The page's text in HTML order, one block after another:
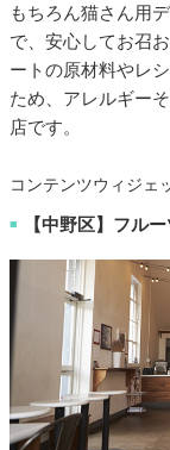
もちろん猫さん用
で、安心してお召
ートの原材料やレ
ため、アレルギー
店です。
コンテンツウィジェ
■ 【中野区】フル